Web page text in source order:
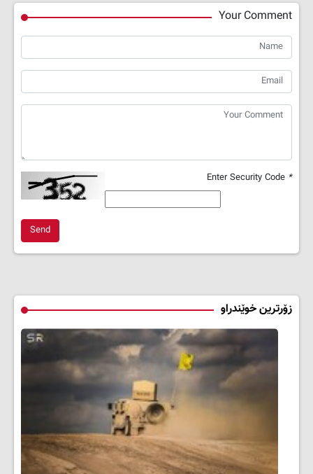
Your Comment
*
Send
زۆرترین خوێندراو